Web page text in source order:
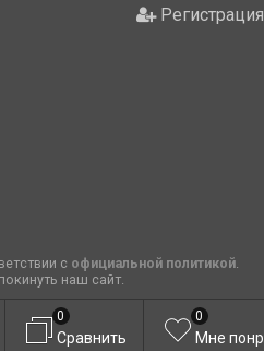
Регистрация
с официальной политикой.
наш сайт.
Сравнить
0
Мне
0